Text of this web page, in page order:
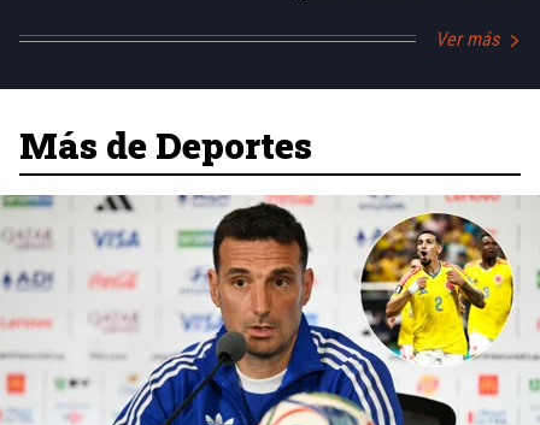
Ver más
Más de Deportes